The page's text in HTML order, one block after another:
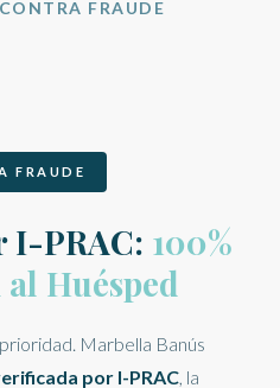
FRAUDE
FRAUDE
I-PRAC: 100%
Huésped
Marbella Banús
por I-PRAC, la
en directo